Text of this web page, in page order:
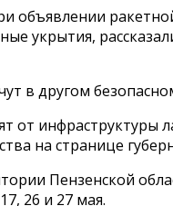
объявлении
укрытия,
в другом
от инфраструктуры
на странице
Пензенской
26 и 27 мая.